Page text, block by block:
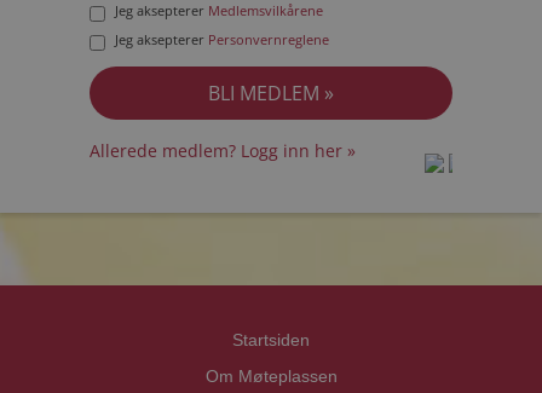
Jeg aksepterer Medlemsvilkårene
Jeg aksepterer Personvernreglene
Allerede medlem? Logg inn her »
Startsiden
Om Møteplassen